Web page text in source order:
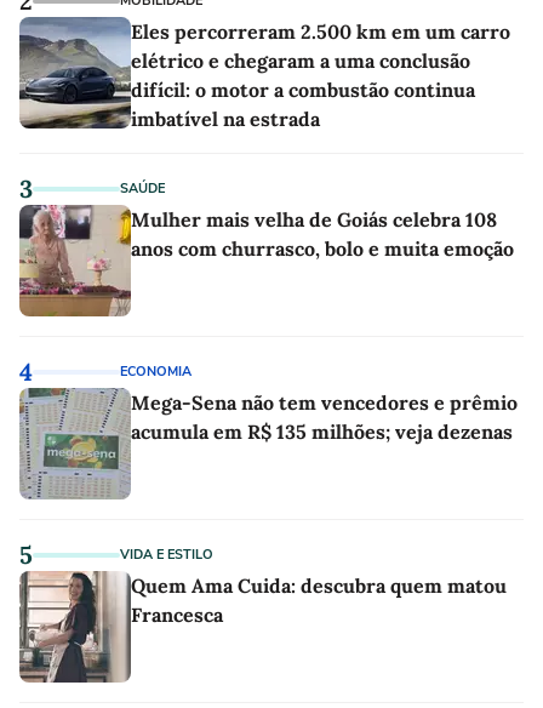
Eles percorreram 2.500 km em um carro
elétrico e chegaram a uma conclusão
difícil: o motor a combustão continua
imbatível na estrada
3 SAÚDE
Mulher mais velha de Goiás celebra 108
anos com churrasco, bolo e muita emoção
4 ECONOMIA
Mega-Sena não tem vencedores e prêmio
acumula em R$ 135 milhões; veja dezenas
5 VIDA E ESTILO
Quem Ama Cuida: descubra quem matou
Francesca